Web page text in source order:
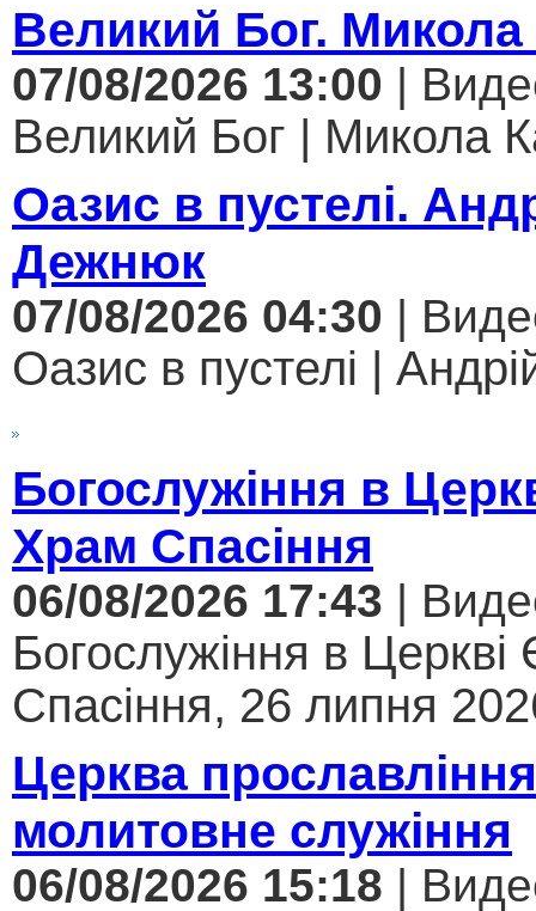
Великий Бог. Микола
07/08/2026 13:00 |
Великий Бог | Микола
Оазис в пустелі.
Дежнюк
07/08/2026 04:30 |
Оазис в пустелі |
Богослужіння в
Храм Спасіння
06/08/2026 17:43 |
Богослужіння в
Спасіння, 26 липня
Церква
молитовне служіння
06/08/2026 15:18 |